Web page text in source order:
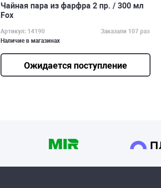
Чайная пара из фарфра 2 пр. / 300 мл
Fox
Артикул: 14190
Заказали 107 раз
Наличие в магазинах
Ожидается поступление